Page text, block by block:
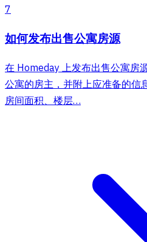
7
如何发布出售公寓房源
在 Homeday 上发布出售公寓房
公寓的房主，并附上应准备的信
房间面积、楼层…